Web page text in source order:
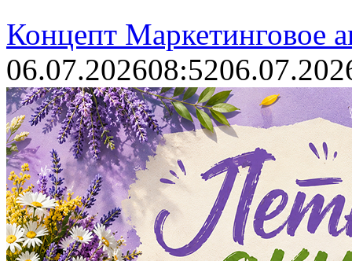
Концепт Маркетинговое
06.07.202608:52